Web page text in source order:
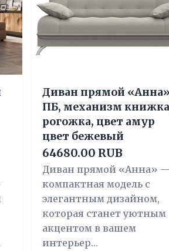
Диван прямой
ПБ, механизм
рогожка, цвет амур
цвет бежевый
64680.00 RUB
Диван прямой «Анна» —
компактная модель с
элегантным дизайном,
которая станет уютным
акцентом в вашем
интерьер…